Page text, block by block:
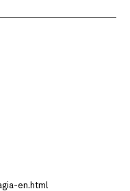
en.html